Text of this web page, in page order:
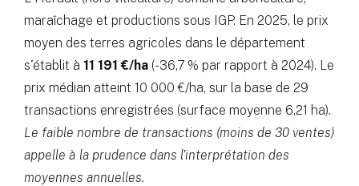
maraîchage et productions sous IGP. En 2025, le prix
moyen des terres agricoles dans le département
s'établit à 11 191 €/ha (-36,7 % par rapport à 2024). Le
prix médian atteint 10 000 €/ha, sur la base de 29
transactions enregistrées (surface moyenne 6,21 ha).
Le faible nombre de transactions (moins de 30 ventes)
appelle à la prudence dans l'interprétation des
moyennes annuelles.